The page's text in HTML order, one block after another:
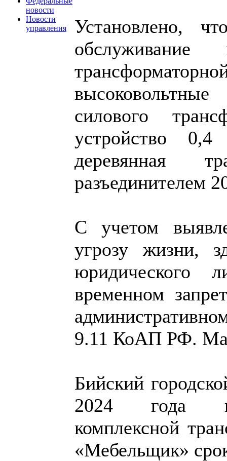
новости
Новости
управления
Установлено,
силового
устройство
деревянная
разъединителем
С учетом
угрозу жизни,
юридического
временном
9.11 КоАП РФ.
Бийский
2024 года
комплексной
«Мебельщик»